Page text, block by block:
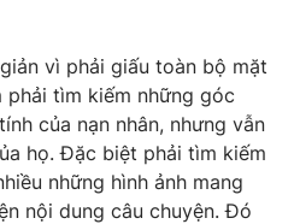
vì phải giấu toàn bộ mặt
phải tìm kiếm những góc
của nạn nhân, nhưng vẫn
họ. Đặc biệt phải tìm kiếm
những hình ảnh mang
nội dung câu chuyện. Đó